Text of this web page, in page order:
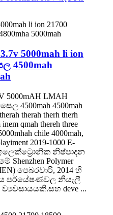
5000mah li ion
4500mah
LMAH
4500mah 4500mah
therah therh therh
qmah thereh three
chile 4000mah,
2019-1000 E-
නිෂ්පාදන
Shenzhen Polymer
පෙබරවාරි, 2014 හි
පර්යේෂණවල නියැලී
deve ...